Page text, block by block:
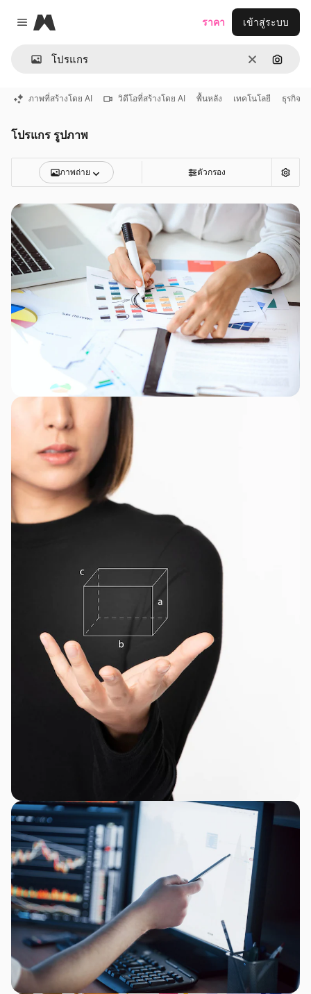
Close menu
Magnific
ชัดเจนค้นหา
ราคา เข้าสู่ระบบ
ภาพที่สร้างโดย AI วิดีโอที่สร้างโดย AI พื้นหลัง เทคโนโลยี ธุรกิจ
โปรแกร รูปภาพ
ภาพถ่าย ตัวกรอง